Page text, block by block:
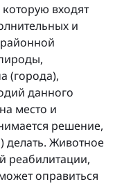
входят
и
(города),
данного
место и
решение,
делать. Животное
реабилитации,
оправиться